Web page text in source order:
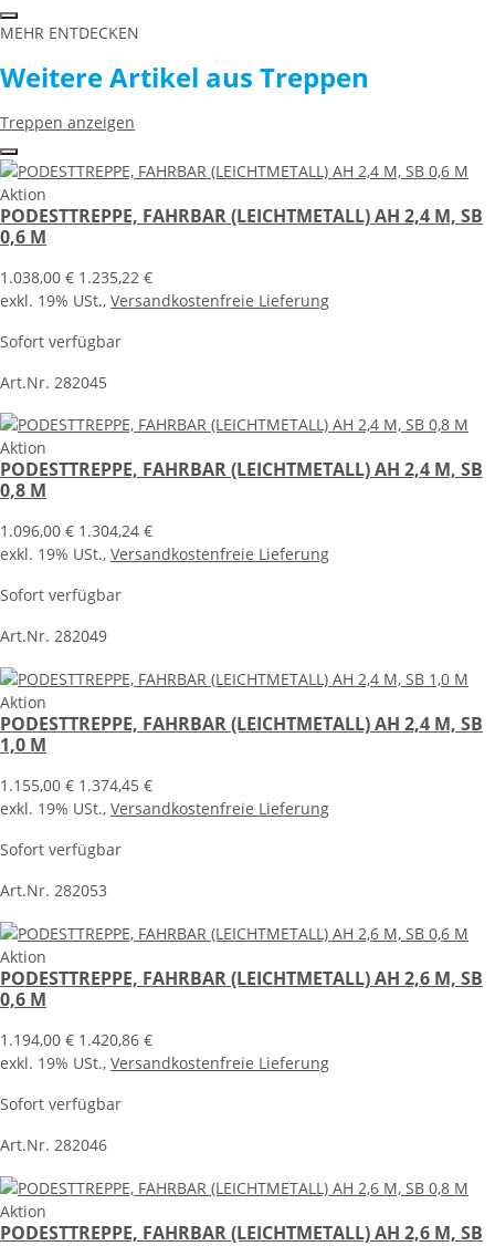
MEHR ENTDECKEN
Weitere Artikel aus Treppen
Treppen anzeigen
Aktion
PODESTTREPPE, FAHRBAR (LEICHTMETALL) AH 2,4 M, SB
0,6 M
1.038,00 € 1.235,22 €
exkl. 19% USt., Versandkostenfreie Lieferung
Sofort verfügbar
Art.Nr. 282045
Aktion
PODESTTREPPE, FAHRBAR (LEICHTMETALL) AH 2,4 M, SB
0,8 M
1.096,00 € 1.304,24 €
exkl. 19% USt., Versandkostenfreie Lieferung
Sofort verfügbar
Art.Nr. 282049
Aktion
PODESTTREPPE, FAHRBAR (LEICHTMETALL) AH 2,4 M, SB
1,0 M
1.155,00 € 1.374,45 €
exkl. 19% USt., Versandkostenfreie Lieferung
Sofort verfügbar
Art.Nr. 282053
Aktion
PODESTTREPPE, FAHRBAR (LEICHTMETALL) AH 2,6 M, SB
0,6 M
1.194,00 € 1.420,86 €
exkl. 19% USt., Versandkostenfreie Lieferung
Sofort verfügbar
Art.Nr. 282046
Aktion
PODESTTREPPE, FAHRBAR (LEICHTMETALL) AH 2,6 M, SB